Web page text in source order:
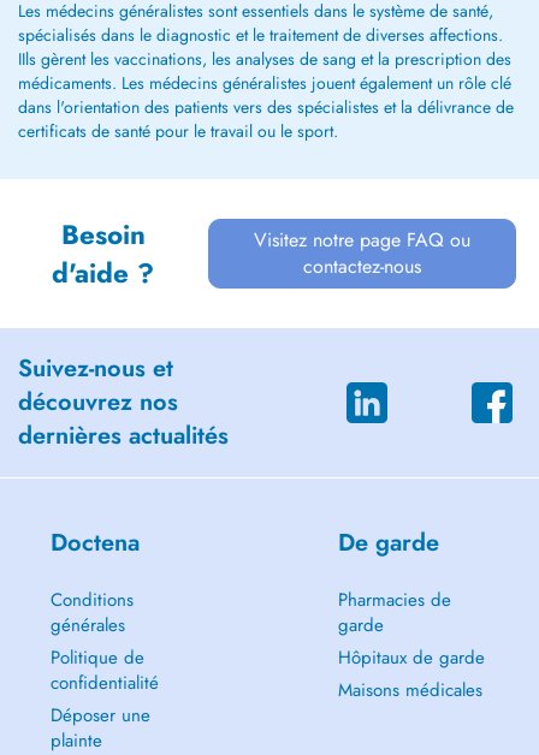
Les médecins généralistes sont essentiels dans le système de santé,
spécialisés dans le diagnostic et le traitement de diverses affections.
IIls gèrent les vaccinations, les analyses de sang et la prescription des
médicaments. Les médecins généralistes jouent également un rôle clé
dans l'orientation des patients vers des spécialistes et la délivrance de
certificats de santé pour le travail ou le sport.
Besoin
d'aide ?
Visitez notre page FAQ ou
contactez-nous
Suivez-nous et
découvrez nos
dernières actualités
Doctena
Conditions
générales
Politique de
confidentialité
Déposer une
plainte
De garde
Pharmacies de
garde
Hôpitaux de garde
Maisons médicales